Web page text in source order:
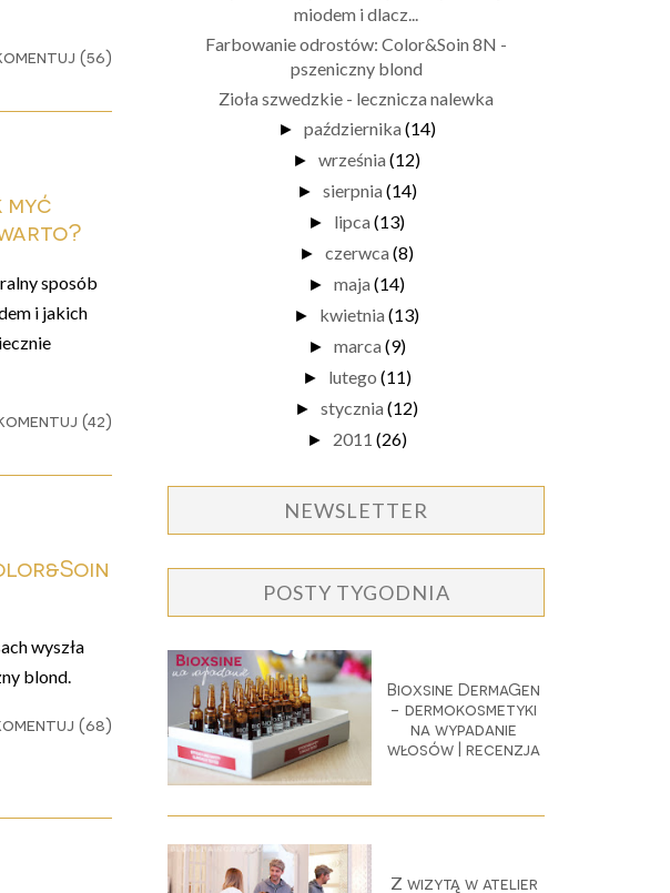
(56)
myć
sposób
i jakich
(42)
wyszła
blond.
(68)
miodem i dlacz...
Farbowanie odrostów: Color&Soin 8N -
pszeniczny blond
Zioła szwedzkie - lecznicza nalewka
► października (14)
► września (12)
► sierpnia (14)
► lipca (13)
► czerwca (8)
► maja (14)
► kwietnia (13)
► marca (9)
► lutego (11)
► stycznia (12)
► 2011 (26)
NEWSLETTER
POSTY TYGODNIA
Bioxsine DermaGen
- dermokosmetyki
na wypadanie
włosów | recenzja
Z wizytą w atelier